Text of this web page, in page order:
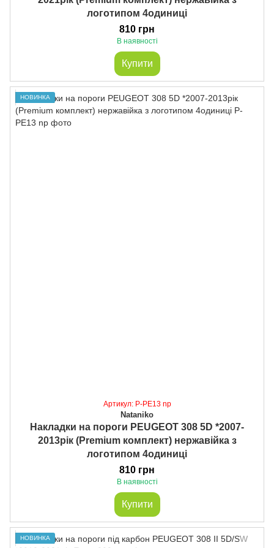
логотипом 4одиниці
810 грн
В наявності
Купити
НОВИНКА
Артикул: P-PE13 np
Nataniko
Накладки на пороги PEUGEOT 308 5D *2007-
2013рік (Premium комплект) нержавійка з
логотипом 4одиниці
810 грн
В наявності
Купити
НОВИНКА